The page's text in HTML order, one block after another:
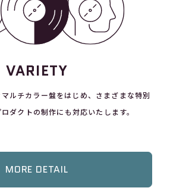
VARIETY
ルチカラー盤をはじめ、さまざまな特別
ダクトの制作にも対応いたします。
MORE DETAIL